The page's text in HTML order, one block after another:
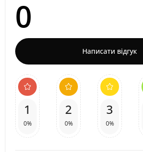
0
Написати відгук
1
0%
2
0%
3
0%